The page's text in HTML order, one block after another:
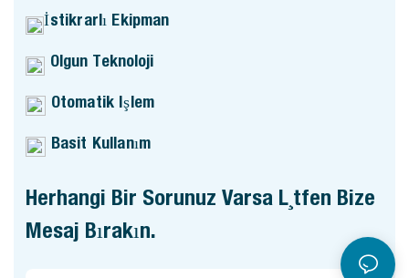
İstikrarlı Ekipman
Olgun Teknoloji
Otomatik Işlem
Basit Kullanım
Herhangi Bir Sorunuz Varsa Lütfen Bize
Mesaj Bırakın.